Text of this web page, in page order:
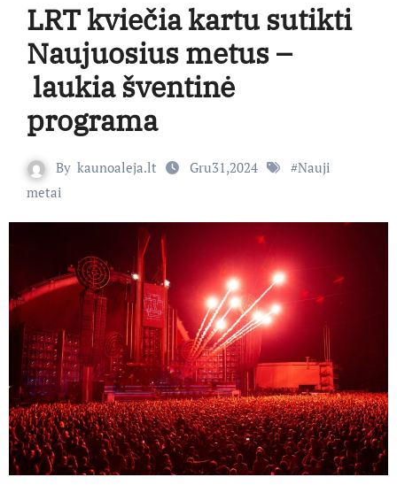
LRT kviečia kartu sutikti
Naujuosius metus –
laukia šventinė
programa
By kaunoaleja.lt Gru31,2024 #Nauji
metai